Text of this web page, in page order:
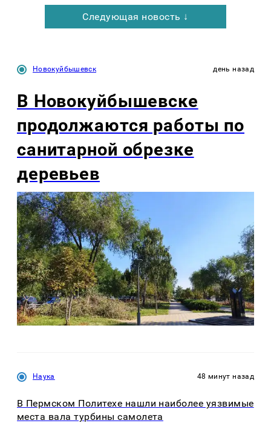
Следующая новость ↓
Новокуйбышевск день назад
В Новокуйбышевске
продолжаются работы по
санитарной обрезке
деревьев
Наука 48 минут назад
В Пермском Политехе нашли наиболее уязвимые
места вала турбины самолета